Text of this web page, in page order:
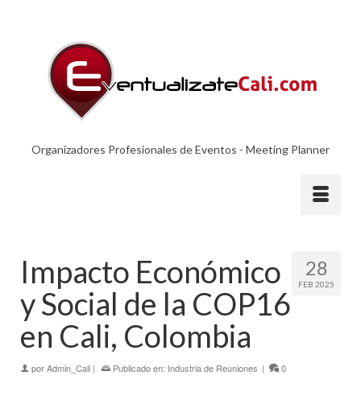
Organizadores Profesionales de Eventos - Meeting Planner
28
FEB 2025
Impacto Económico
y Social de la COP16
en Cali, Colombia
porAdmin_Cali | Publicado en: Industria de Reuniones | 0